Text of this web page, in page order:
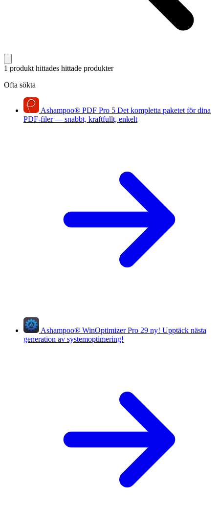
1 produkt hittades hittade produkter
Ofta sökta
Ashampoo® PDF Pro 5 Det kompletta paketet för dina
PDF-filer — snabbt, kraftfullt, enkelt
Ashampoo® WinOptimizer Pro 29 ny! Upptäck nästa
generation av systemoptimering!